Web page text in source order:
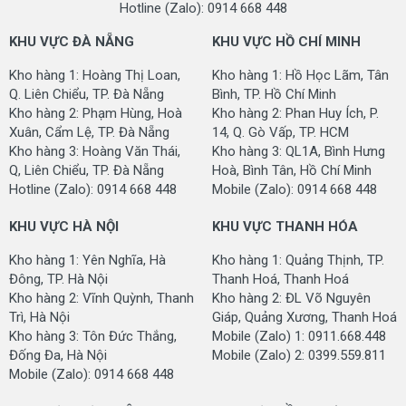
2.5m x 3.5m
Hạng thảm:
Thảm cao cấp và quý phái
Reeds:
1.200
Picks/meter:
3.600
Knots/m2:
1.440.000
Weft Yarn:
Pile Yarm:
100% Acrylic Heatset
Warp Yarn:
100% Polyester
Hoa văn:
Hoa văn phức tạp và tinh xảo, thường
lấy cảm hứng từ thiên nhiên, kiến trúc
và văn hóa Ba Tư
Hotline (Zalo): 0914 668 448
KHU VỰC ĐÀ NẴNG
Kho hàng 1: Hoàng Thị Loan,
Q. Liên Chiểu, TP. Đà Nẵng
Kho hàng 2: Phạm Hùng, Hoà
Xuân, Cẩm Lệ, TP. Đà Nẵng
Kho hàng 3: Hoàng Văn Thái,
Q, Liên Chiểu, TP. Đà Nẵng
Hotline (Zalo): 0914 668 448
KHU VỰC HỒ CHÍ MINH
Kho hàng 1: Hồ Học Lãm, Tân
Bình, TP. Hồ Chí Minh
Kho hàng 2: Phan Huy Ích, P.
14, Q. Gò Vấp, TP. HCM
Kho hàng 3: QL1A, Bình Hưng
Hoà, Bình Tân, Hồ Chí Minh
Mobile (Zalo): 0914 668 448
KHU VỰC HÀ NỘI
Kho hàng 1: Yên Nghĩa, Hà
Đông, TP. Hà Nội
Kho hàng 2: Vĩnh Quỳnh, Thanh
Trì, Hà Nội
Kho hàng 3: Tôn Đức Thắng,
Đống Đa, Hà Nội
Mobile (Zalo): 0914 668 448
KHU VỰC THANH HÓA
Kho hàng 1: Quảng Thịnh, TP.
Thanh Hoá, Thanh Hoá
Kho hàng 2: ĐL Võ Nguyên
Giáp, Quảng Xương, Thanh Hoá
Mobile (Zalo) 1: 0911.668.448
Mobile (Zalo) 2: 0399.559.811